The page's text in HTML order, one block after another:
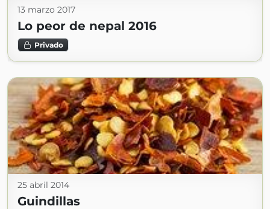
13 marzo 2017
Lo peor de nepal 2016
Privado
25 abril 2014
Guindillas